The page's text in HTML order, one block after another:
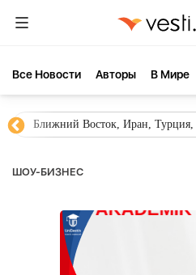
Все Новости Aвторы В Мире
Ближний Восток, Иран,
ШОУ-БИЗНЕС